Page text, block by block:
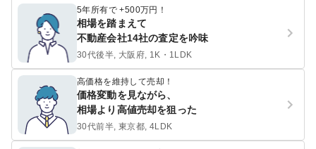
5年所有で +500万円！
相場を踏まえて
不動産会社14社の査定を吟味
30代後半, 大阪府, 1K・1LDK
高価格を維持して売却！
価格変動を見ながら、
相場より高値売却を狙った
30代前半, 東京都, 4LDK